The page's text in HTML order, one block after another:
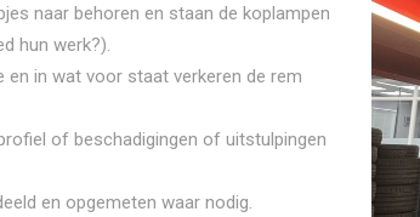
naar behoren en staan de koplampen
hun werk?).
in wat voor staat verkeren de rem
of beschadigingen of uitstulpingen
en opgemeten waar nodig.